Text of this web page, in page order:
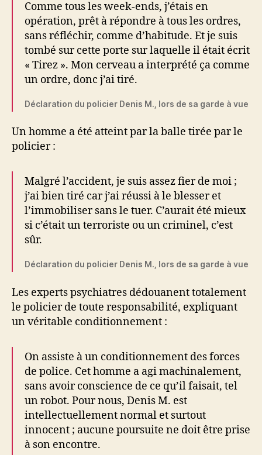
Comme tous les week-ends, j’étais en
opération, prêt à répondre à tous les ordres,
sans réfléchir, comme d’habitude. Et je suis
tombé sur cette porte sur laquelle il était écrit
« Tirez ». Mon cerveau a interprété ça comme
un ordre, donc j’ai tiré.
Déclaration du policier Denis M., lors de sa garde à vue
Un homme a été atteint par la balle tirée par le
policier :
Malgré l’accident, je suis assez fier de moi ;
j’ai bien tiré car j’ai réussi à le blesser et
l’immobiliser sans le tuer. C’aurait été mieux
si c’était un terroriste ou un criminel, c’est
sûr.
Déclaration du policier Denis M., lors de sa garde à vue
Les experts psychiatres dédouanent totalement
le policier de toute responsabilité, expliquant
un véritable conditionnement :
On assiste à un conditionnement des forces
de police. Cet homme a agi machinalement,
sans avoir conscience de ce qu’il faisait, tel
un robot. Pour nous, Denis M. est
intellectuellement normal et surtout
innocent ; aucune poursuite ne doit être prise
à son encontre.